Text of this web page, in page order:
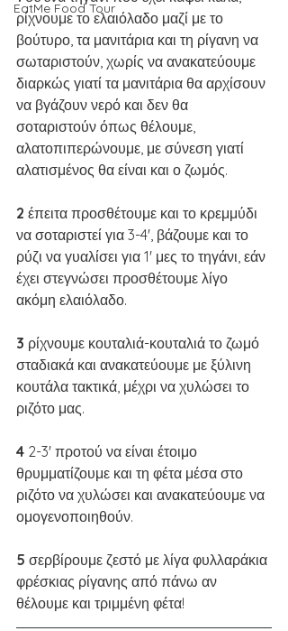
EatMe Food Tour
ρίχνουμε το ελαιόλαδο μαζί με το
βούτυρο, τα μανιτάρια και τη ρίγανη να
σωταριστούν, χωρίς να ανακατεύουμε
διαρκώς γιατί τα μανιτάρια θα αρχίσουν
να βγάζουν νερό και δεν θα
σοταριστούν όπως θέλουμε,
αλατοπιπερώνουμε, με σύνεση γιατί
αλατισμένος θα είναι και ο ζωμός.
2 έπειτα προσθέτουμε και το κρεμμύδι
να σοταριστεί για 3-4', βάζουμε και το
ρύζι να γυαλίσει για 1' μες το τηγάνι, εάν
έχει στεγνώσει προσθέτουμε λίγο
ακόμη ελαιόλαδο.
3 ρίχνουμε κουταλιά-κουταλιά το ζωμό
σταδιακά και ανακατεύουμε με ξύλινη
κουτάλα τακτικά, μέχρι να χυλώσει το
ριζότο μας.
4 2-3' προτού να είναι έτοιμο
θρυμματίζουμε και τη φέτα μέσα στο
ριζότο να χυλώσει και ανακατεύουμε να
ομογενοποιηθούν.
5 σερβίρουμε ζεστό με λίγα φυλλαράκια
φρέσκιας ρίγανης από πάνω αν
θέλουμε και τριμμένη φέτα!